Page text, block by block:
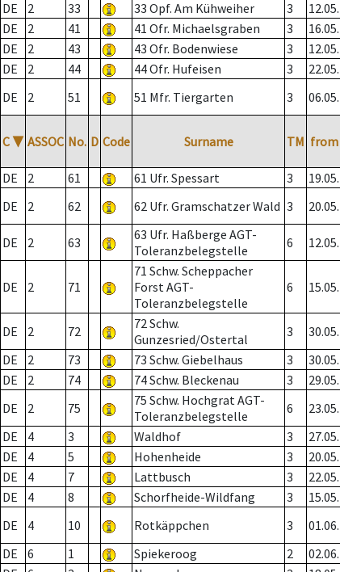
DE
2 33 33 Opf. Am Kühweiher 3 12.05.
DE
2 41 41 Ofr. Michaelsgraben 3 16.05.
DE
2 43 43 Ofr. Bodenwiese 3 12.05.
DE
2 44 44 Ofr. Hufeisen 3 22.05.
DE
2 51 51 Mfr. Tiergarten 3 06.05.
C ▼ ASSOC No. D Code Surname TM from
DE
2 61 61 Ufr. Spessart 3 19.05.
DE
2 62 62 Ufr. Gramschatzer Wald 3 20.05.
DE 2 63
63 Ufr. Haßberge AGT-
Toleranzbelegstelle
6 12.05.
DE 2 71
71 Schw. Scheppacher
Forst AGT-
Toleranzbelegstelle
6 15.05.
DE 2 72
72 Schw.
Gunzesried/Ostertal
3 30.05.
DE
2 73 73 Schw. Giebelhaus 3 30.05.
DE
2 74 74 Schw. Bleckenau 3 29.05.
DE
2 75
75 Schw. Hochgrat AGT-
Toleranzbelegstelle
6 23.05.
DE
4 3 Waldhof 3 27.05.
DE
4 5 Hohenheide 3 20.05.
DE
4 7 Lattbusch 3 22.05.
DE
4 8 Schorfheide-Wildfang 3 15.05.
DE
4 10 Rotkäppchen 3 01.06.
DE
6 1 Spiekeroog 2 02.06.